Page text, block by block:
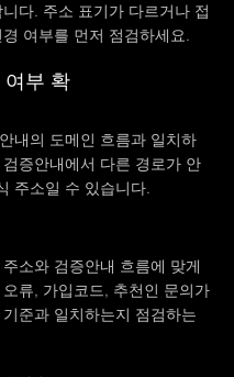
다. 주소 표기가 다르거나 접
여부를 먼저 점검하세요.
여부 확
내의 도메인 흐름과 일치하
증안내에서 다른 경로가 안
주소일 수 있습니다.
소와 검증안내 흐름에 맞게
류, 가입코드, 추천인 문의가
준과 일치하는지 점검하는